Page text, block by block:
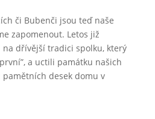
či Bubenči jsou teď naše
zapomenout. Letos již
na dřívější tradici spolku, který
a uctili památku našich
pamětních desek domu v